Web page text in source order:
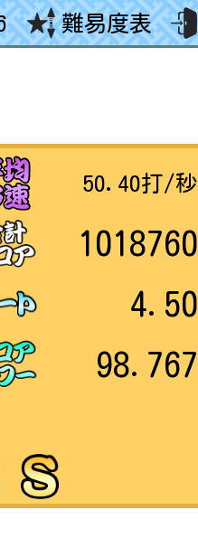
難易度表
50.40打/秒
1018760
4.50
98.767